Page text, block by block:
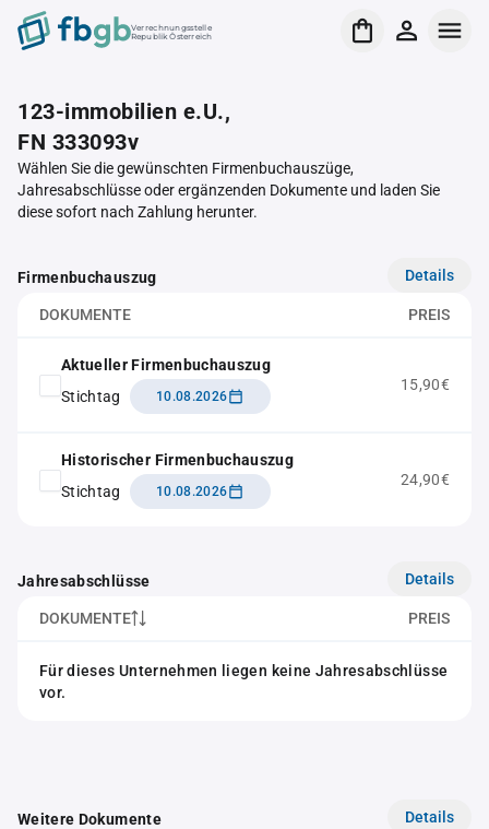
Verrechnungsstelle
Republik Österreich
123-immobilien e.U.,
FN 333093v
Wählen Sie die gewünschten Firmenbuchauszüge,
Jahresabschlüsse oder ergänzenden Dokumente und laden Sie
diese sofort nach Zahlung herunter.
Firmenbuchauszug Details
DOKUMENTE PREIS
Aktueller Firmenbuchauszug
Stichtag
10.08.2026
15,90€
Historischer Firmenbuchauszug
Stichtag
10.08.2026
24,90€
Jahresabschlüsse Details
DOKUMENTE PREIS
Für dieses Unternehmen liegen keine Jahresabschlüsse
vor.
Weitere Dokumente Details